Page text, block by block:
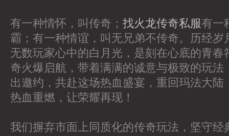
有一种情怀，叫传奇； 找火龙传奇私服有一
霸；有一种情谊，叫无兄弟不传奇。历经岁
无数玩家心中的白月光，是刻在心底的青春
奇火爆启航，带着满满的诚意与极致的玩法
出邀约，共赴这场热血盛宴，重回玛法大陆
热血重燃，让荣耀再现！
我们摒弃市面上同质化的传奇玩法，坚守经